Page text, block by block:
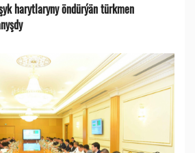
harytlaryny öndürýän türkmen